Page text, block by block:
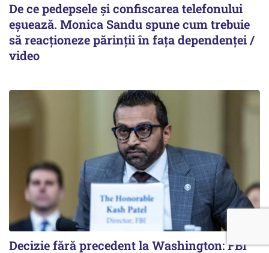
De ce pedepsele și confiscarea telefonului
eșuează. Monica Sandu spune cum trebuie
să reacționeze părinții în fața dependenței /
video
Decizie fără precedent la Washington: FBI